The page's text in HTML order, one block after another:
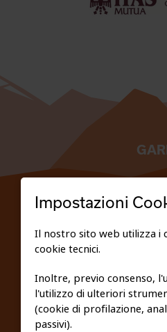
PRIVACY E
Impostazioni
Il nostro sito web utilizza i
cookie tecnici.
Inoltre, previo consenso,
l'utilizzo di ulteriori
(cookie di profilazione,
passivi).